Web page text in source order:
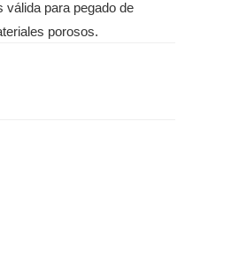
válida para pegado de
porosos.